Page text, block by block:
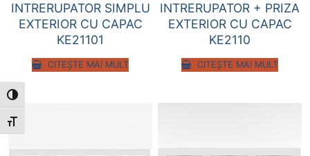
Toggle High Contrast
Toggle Font size
INTRERUPATOR SIMPLU
EXTERIOR CU CAPAC
KE21101
CITEȘTE MAI MULT
INTRERUPATOR + PRIZA
EXTERIOR CU CAPAC
KE2110
CITEȘTE MAI MULT